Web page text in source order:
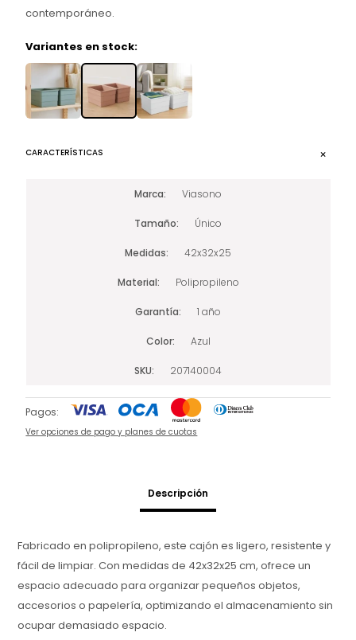
contemporáneo.
Variantes en stock:
CARACTERÍSTICAS
Marca Viasono
Tamaño Único
Medidas 42x32x25
Material Polipropileno
Garantía 1 año
Color Azul
SKU 207140004
Pagos:
Ver opciones de pago y planes de cuotas
Descripción
Fabricado en polipropileno, este cajón es ligero, resistente y
fácil de limpiar. Con medidas de 42x32x25 cm, ofrece un
espacio adecuado para organizar pequeños objetos,
accesorios o papelería, optimizando el almacenamiento sin
ocupar demasiado espacio.